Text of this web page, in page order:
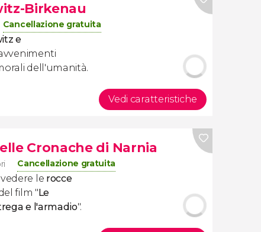
Birkenau
Cancellazione gratuita
e
dell'umanità.
Vedi caratteristiche
Cronache di Narnia
Cancellazione gratuita
le rocce
film "Le
e l'armadio".